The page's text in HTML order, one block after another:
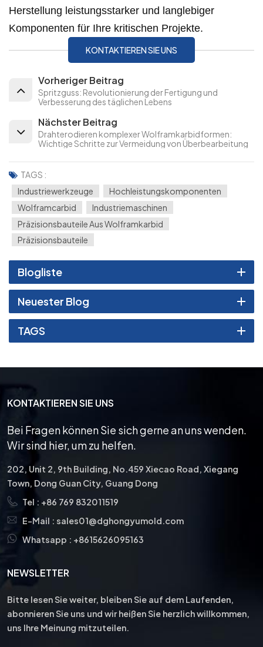
Herstellung leistungsstarker und langlebiger
Komponenten für Ihre kritischen Projekte.
KONTAKTIEREN SIE UNS
Vorheriger Beitrag
Spritzguss: Revolutionierung der Fertigung und
Verbesserung des täglichen Lebens
Nächster Beitrag
Drahterodieren komplexer Wolframkarbidformen:
Wichtige Schritte zur Vermeidung von Überbearbeitung
TAGS :
Industriewerkzeuge
Hochleistungskomponenten
Wolframcarbid
Industriemaschinen
Präzisionsbauteile Aus Wolframkarbid
Präzisionsbauteile
Blogliste
Neuester Blog
TAGS
KONTAKTIEREN SIE UNS
Bei Fragen können Sie sich gerne an uns wenden.
Wir sind hier, um zu helfen.
202, Unit 2, 9th Building, No.459 Xiecao Road, Xiegang
Town, Dong Guan City, Guang Dong
Tel : +86 769 832011519
E-Mail : sales01@dghongyumold.com
Whatsapp : +8615626095163
NEWSLETTER
Bitte lesen Sie weiter, bleiben Sie auf dem Laufenden,
abonnieren Sie uns und wir heißen Sie herzlich willkommen,
uns Ihre Meinung mitzuteilen.